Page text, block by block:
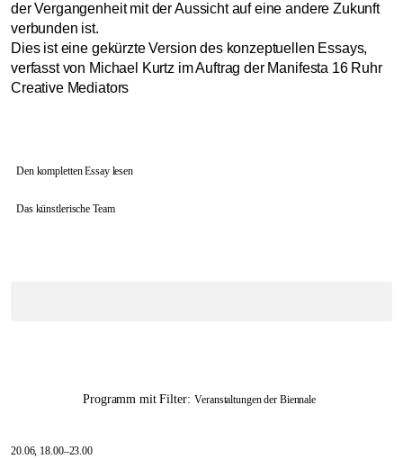
der Vergangenheit mit der Aussicht auf eine andere Zukunft
verbunden ist.
Dies ist eine gekürzte Version des konzeptuellen Essays,
verfasst von Michael Kurtz im Auftrag der Manifesta 16 Ruhr
Creative Mediators
Den kompletten Essay lesen
Das künstlerische Team
Programm mit Filter: Veranstaltungen der Biennale
20.06, 18.00–23.00